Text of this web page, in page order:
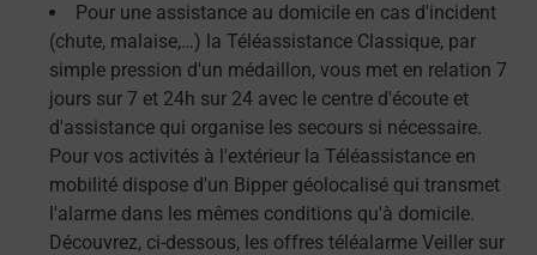
Pour une assistance au domicile en cas d'incident
(chute, malaise,…) la Téléassistance Classique, par
simple pression d'un médaillon, vous met en relation 7
jours sur 7 et 24h sur 24 avec le centre d'écoute et
d'assistance qui organise les secours si nécessaire.
Pour vos activités à l'extérieur la Téléassistance en
mobilité dispose d'un Bipper géolocalisé qui transmet
l'alarme dans les mêmes conditions qu'à domicile.
Découvrez, ci-dessous, les offres téléalarme Veiller sur